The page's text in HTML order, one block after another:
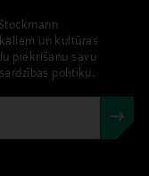
un kultūras
piekrišanu savu
politiku.